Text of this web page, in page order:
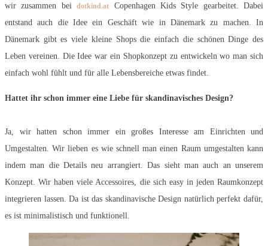
wir zusammen beidotkind.at Copenhagen Kids Style gearbeitet. Dabei
entstand auch die Idee ein Geschäft wie in Dänemark zu machen. In
Dänemark gibt es viele kleine Shops die einfach die schönen Dinge des
Leben vereinen. Die Idee war ein Shopkonzept zu entwickeln wo man sich
einfach wohl fühlt und für alle Lebensbereiche etwas findet.
Hattet ihr schon immer eine Liebe für skandinavisches Design?
Ja, wir hatten schon immer ein großes Interesse am Einrichten und
Umgestalten. Wir lieben es wie schnell man einen Raum umgestalten kann
indem man die Details neu arrangiert. Das sieht man auch an unserem
Konzept. Wir haben viele Accessoires, die sich easy in jeden Raumkonzept
integrieren lassen. Da ist das skandinavische Design natürlich perfekt dafür,
es ist minimalistisch und funktionell.